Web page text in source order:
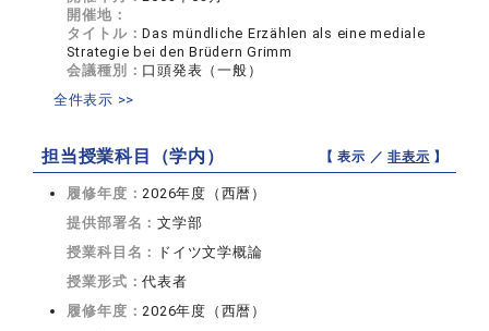
開催地：
タイトル：Das mündliche Erzählen als eine mediale
Strategie bei den Brüdern Grimm
会議種別： 口頭発表（一般）
全件表示 >>
担当授業科目（学内） 【 表示 ／非表示 】
履修年度：2026年度（西暦）
提供部署名：文学部
授業科目名：
ドイツ文学概論
授業形式：代表者
履修年度：2026年度（西暦）